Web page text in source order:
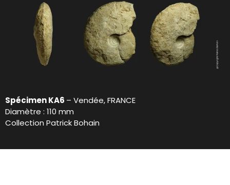
Spécimen KA6 – Vendée, FRANCE
Diamètre : 110 mm
Collection Patrick Bohain